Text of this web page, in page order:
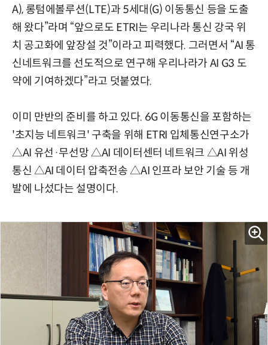
A), 롱텀에볼루션(LTE)과 5세대(G) 이동통신 등을 도출
해 왔다”라며 “앞으로도 ETRI는 우리나라 통신 강국 위
치 공고화에 앞장설 것”이라고 피력했다. 그러면서 “AI 통
신네트워크를 선도적으로 연구해 우리나라가 AI G3 도
약에 기여하겠다”라고 덧붙였다.
이미 만반의 준비를 하고 있다. 6G 이동통신을 포함하는
'초지능 네트워크' 구축을 위해 ETRI 입체통신연구소가
△AI 유선·무선망 △AI 데이터센터 네트워크 △AI 위성
통신 △AI 데이터 압축전송 △AI 인프라 보안 기술 등 개
발에 나섰다는 설명이다.